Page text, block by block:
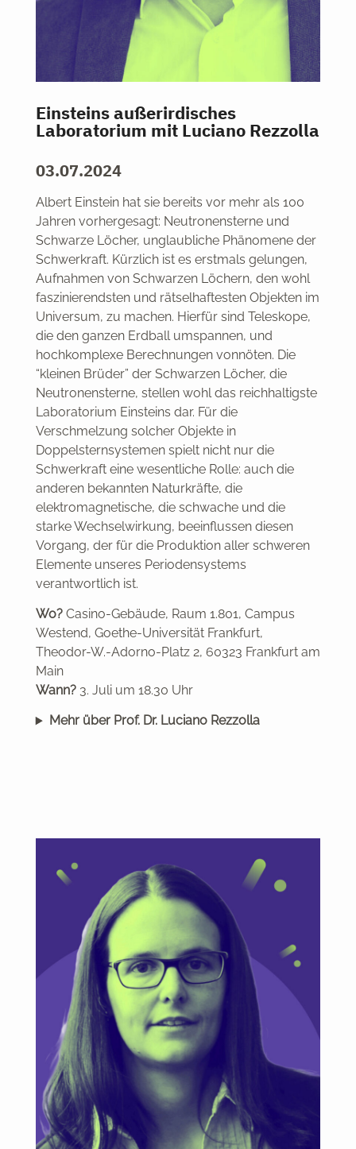
Einsteins außerirdisches
Laboratorium mit Luciano Rezzolla
03.07.2024
Albert Einstein hat sie bereits vor mehr als 100
Jahren vorhergesagt: Neutronensterne und
Schwarze Löcher, unglaubliche Phänomene der
Schwerkraft. Kürzlich ist es erstmals gelungen,
Aufnahmen von Schwarzen Löchern, den wohl
faszinierendsten und rätselhaftesten Objekten im
Universum, zu machen. Hierfür sind Teleskope,
die den ganzen Erdball umspannen, und
hochkomplexe Berechnungen vonnöten. Die
“kleinen Brüder” der Schwarzen Löcher, die
Neutronensterne, stellen wohl das reichhaltigste
Laboratorium Einsteins dar. Für die
Verschmelzung solcher Objekte in
Doppelsternsystemen spielt nicht nur die
Schwerkraft eine wesentliche Rolle: auch die
anderen bekannten Naturkräfte, die
elektromagnetische, die schwache und die
starke Wechselwirkung, beeinflussen diesen
Vorgang, der für die Produktion aller schweren
Elemente unseres Periodensystems
verantwortlich ist.
Wo? Casino-Gebäude, Raum 1.801, Campus
Westend, Goethe-Universität Frankfurt,
Theodor-W.-Adorno-Platz 2, 60323 Frankfurt am
Main
Wann?3. Juli um 18.30 Uhr
Mehr über Prof. Dr. Luciano Rezzolla